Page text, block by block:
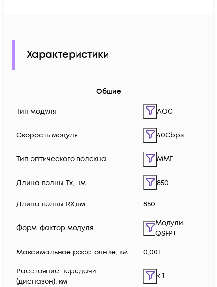
Характеристики
Общие
Тип модуля AOC
Скорость модуля 40Gbps
Тип оптического волокна MMF
Длина волны Tx, нм 850
Длина волны RX,нм 850
Форм-фактор модуля
Модули
QSFP+
Максимальное расстояние, км 0,001
Расстояние передачи
(диапазон), км
< 1